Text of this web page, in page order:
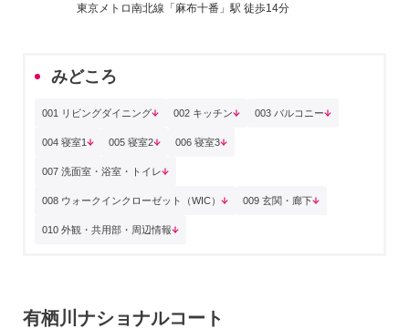
東京メトロ南北線「麻布十番」駅 徒歩14分
みどころ
001 リビングダイニング 002 キッチン 003 バルコニー
004 寝室1 005 寝室2 006 寝室3
007 洗面室・浴室・トイレ
008 ウォークインクローゼット（WIC） 009 玄関・廊下
010 外観・共用部・周辺情報
有栖川ナショナルコート